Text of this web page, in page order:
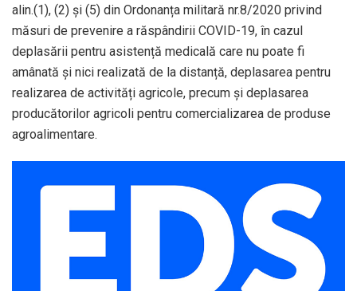
alin.(1), (2) și (5) din Ordonanța militară nr.8/2020 privind
măsuri de prevenire a răspândirii COVID-19, în cazul
deplasării pentru asistență medicală care nu poate fi
amânată și nici realizată de la distanță, deplasarea pentru
realizarea de activități agricole, precum și deplasarea
producătorilor agricoli pentru comercializarea de produse
agroalimentare.